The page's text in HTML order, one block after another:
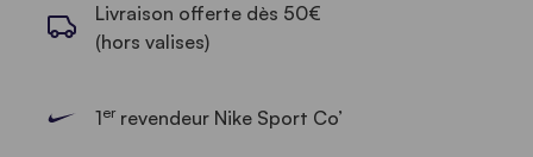
Livraison offerte dès 50€
(hors valises)
1errevendeur Nike Sport Co’